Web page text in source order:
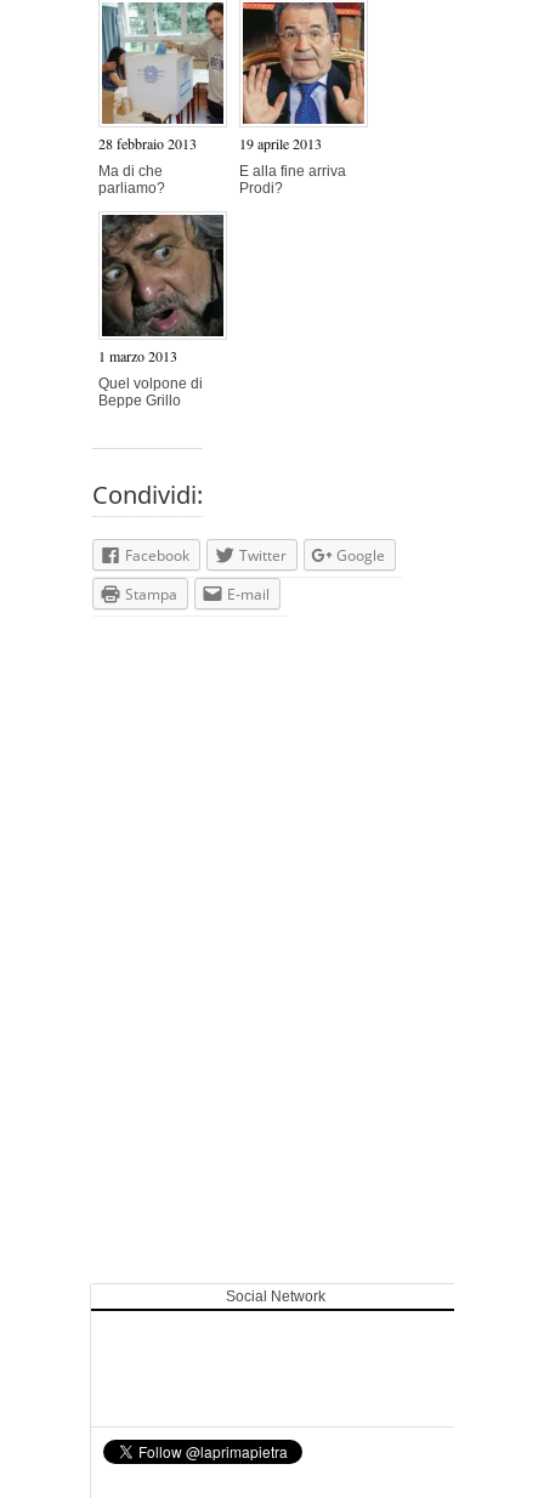
28 febbraio 2013
Ma di che
parliamo?
19 aprile 2013
E alla fine arriva
Prodi?
1 marzo 2013
Quel volpone di
Beppe Grillo
Condividi:
Facebook Twitter
Google
Stampa
E-mail
Social Network